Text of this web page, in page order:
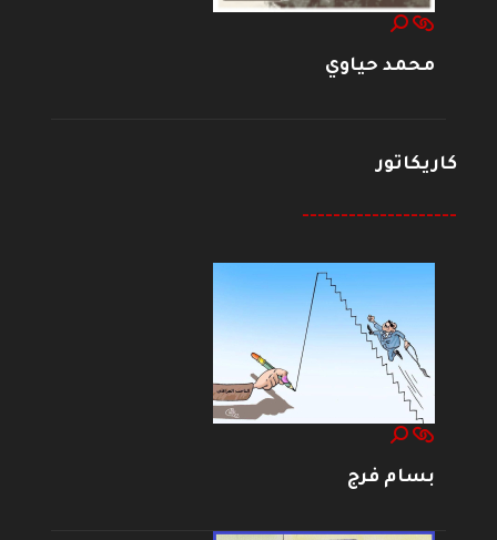
محمد حياوي
كاريكاتور
--------------------
بسام فرج